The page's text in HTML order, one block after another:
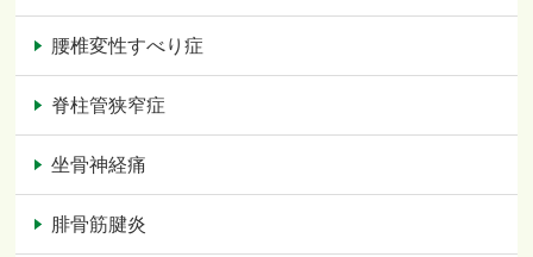
腰椎変性すべり症
脊柱管狭窄症
坐骨神経痛
腓骨筋腱炎